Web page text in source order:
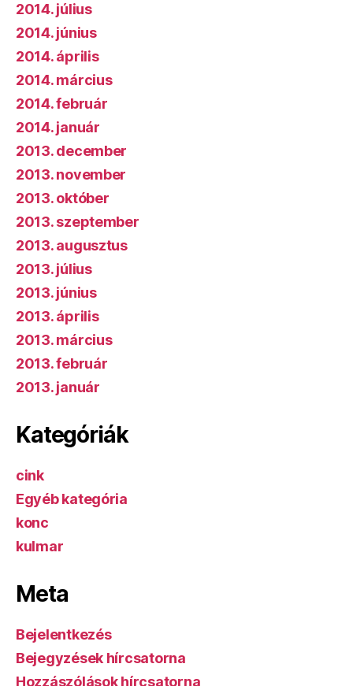
2014. július
2014. június
2014. április
2014. március
2014. február
2014. január
2013. december
2013. november
2013. október
2013. szeptember
2013. augusztus
2013. július
2013. június
2013. április
2013. március
2013. február
2013. január
Kategóriák
cink
Egyéb kategória
konc
kulmar
Meta
Bejelentkezés
Bejegyzések hírcsatorna
Hozzászólások hírcsatorna